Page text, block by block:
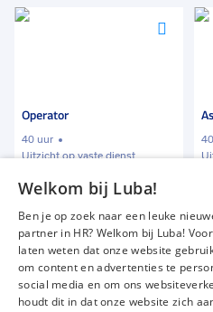
Voeg
Operator
40 uur
Uitzicht op vaste dienst
€ 2600-€ 2800 p.m.
Vacatures
Werken bij Luba
Welkom bij Luba!
Ben je op zoek naar een leuke
partner in HR? Welkom bij Luba!
laten weten dat onze website
om content en advertenties te
social media en om ons
houdt dit in dat onze website zich